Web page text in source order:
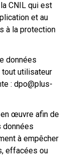
CNIL qui est
et au
à la protection
données
utilisateur
: dpo@plus-
œuvre afin de
données
à empêcher
effacées ou